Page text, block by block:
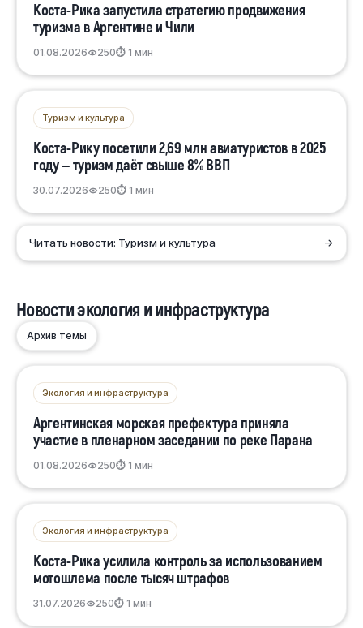
Коста-Рика запустила стратегию продвижения
туризма в Аргентине и Чили
01.08.2026 250⏱ 1 мин
Туризм и культура
Коста-Рику посетили 2,69 млн авиатуристов в 2025
году — туризм даёт свыше 8% ВВП
30.07.2026 250⏱ 1 мин
Читать новости: Туризм и культура →
Новости экология и инфраструктура
Архив темы
Экология и инфраструктура
Аргентинская морская префектура приняла
участие в пленарном заседании по реке Парана
01.08.2026 250⏱ 1 мин
Экология и инфраструктура
Коста-Рика усилила контроль за использованием
мотошлема после тысяч штрафов
31.07.2026 250⏱ 1 мин